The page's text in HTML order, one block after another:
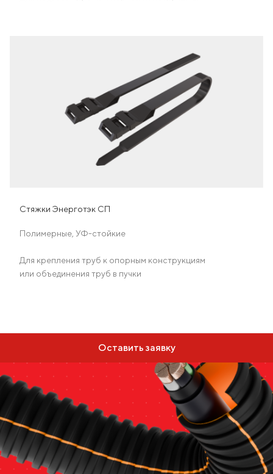
Стяжки Энерготэк СП
Полимерные, УФ-стойкие
Для крепления труб к опорным конструкциям
или объединения труб в пучки
Оставить заявку